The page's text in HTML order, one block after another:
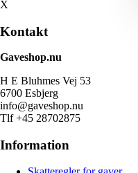
X
Kontakt
Gaveshop.nu
H E Bluhmes Vej 53
6700 Esbjerg
info@gaveshop.nu
Tlf +45 28702875
Information